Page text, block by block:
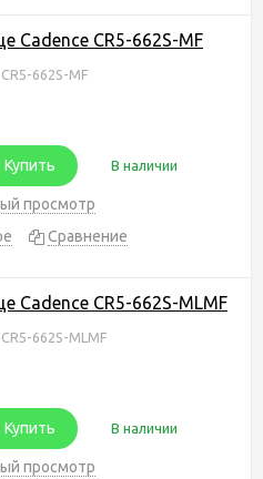
Cadence CR5-662S-MF
662S-MF
Купить В наличии
просмотр
Сравнение
Cadence CR5-662S-MLMF
662S-MLMF
Купить В наличии
просмотр